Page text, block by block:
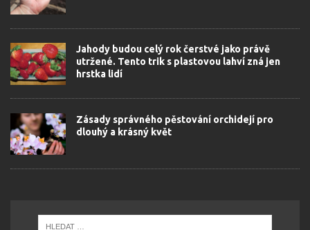
Jahody budou celý rok čerstvé jako právě
utržené. Tento trik s plastovou lahví zná jen
hrstka lidí
Zásady správného pěstování orchidejí pro
dlouhý a krásný květ